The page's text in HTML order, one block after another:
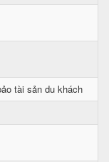
tài sản du khách